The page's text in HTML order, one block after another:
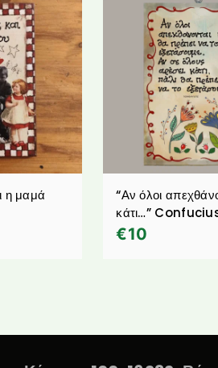
η μαμά
“Αν όλοι
κάτι…”
€10